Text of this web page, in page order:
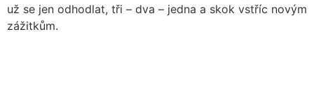
už se jen odhodlat, tři – dva – jedna a skok vstříc novým
zážitkům.